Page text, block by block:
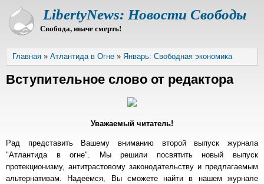
Перейти
основному
LibertyNews: Новости Свободы
Свобода, иначе смерть!
Строка
навигации
Главная Атлантида в Огне Январь: Свободная экономика
Вступительное слово от редактора
Уважаемый читатель!
Рад представить Вашему вниманию второй выпуск журнала
"Атлантида в огне". Мы решили посвятить новый выпуск
протекционизму, антитрастовому законодательству и предлагаемым
альтернативам. Надеемся, Вы сможете найти в нашем журнале